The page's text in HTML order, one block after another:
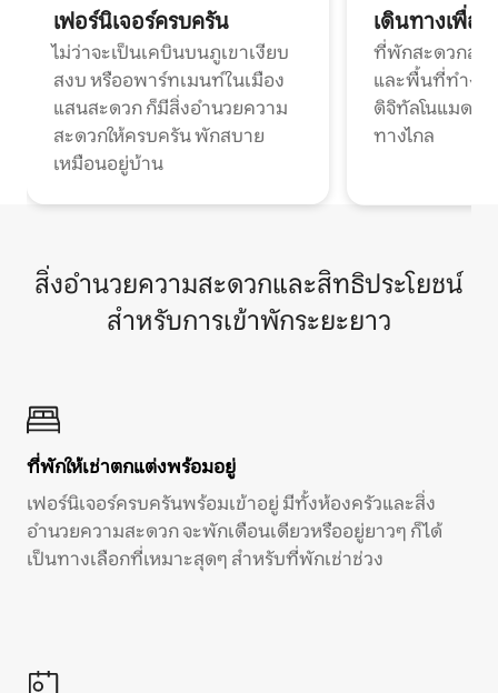
เฟอร์นิเจอร์ครบครัน
ไม่ว่าจะเป็นเคบินบนภูเขาเงียบ
สงบ หรืออพาร์ทเมนท์ในเมือง
แสนสะดวก ก็มีสิ่งอำนวยความ
สะดวกให้ครบครัน พักสบาย
เหมือนอยู่บ้าน
เดินทางเพื่อ
ที่พักสะดวกสบ
และพื้นที่ทำงา
ดิจิทัลโนแมดแ
ทางไกล
สิ่งอำนวยความสะดวกและสิทธิประโยชน์
สำหรับการเข้าพักระยะยาว
ที่พักให้เช่าตกแต่งพร้อมอยู่
เฟอร์นิเจอร์ครบครันพร้อมเข้าอยู่ มีทั้งห้องครัวและสิ่ง
อำนวยความสะดวก จะพักเดือนเดียวหรืออยู่ยาวๆ ก็ได้
เป็นทางเลือกที่เหมาะสุดๆ สำหรับที่พักเช่าช่วง